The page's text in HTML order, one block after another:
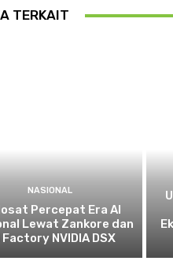
TERKAIT
NASIONAL
Percepat Era AI
Lewat Zankore dan
Factory NVIDIA DSX